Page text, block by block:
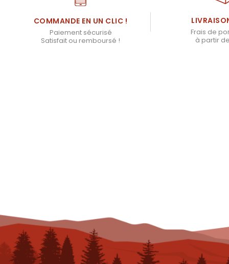
COMMANDE EN UN CLIC !
Paiement sécurisé
Satisfait ou remboursé !
Frais de
à partir